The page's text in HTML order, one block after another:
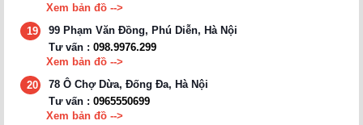
Xem bản đồ -->
19
99 Phạm Văn Đồng, Phú Diễn, Hà Nội
Tư vấn : 098.9976.299
Xem bản đồ -->
20
78 Ô Chợ Dừa, Đống Đa, Hà Nội
Tư vấn : 0965550699
Xem bản đồ -->